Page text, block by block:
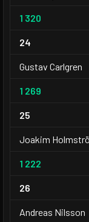
1 320
24
Gustav Carlgren
1 269
25
Joakim
1 222
26
Andreas Nilsson